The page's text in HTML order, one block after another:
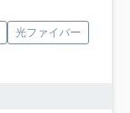
光ファイバー